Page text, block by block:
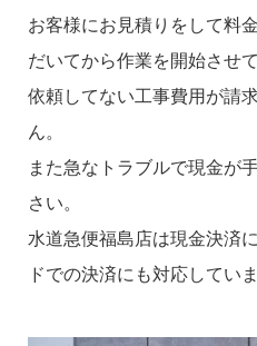
お客様にお見積りをして料
だいてから作業を開始させ
依頼してない工事費用が請
ん。
また急なトラブルで現金が
さい。
水道急便福島店は現金決済
ドでの決済にも対応していま